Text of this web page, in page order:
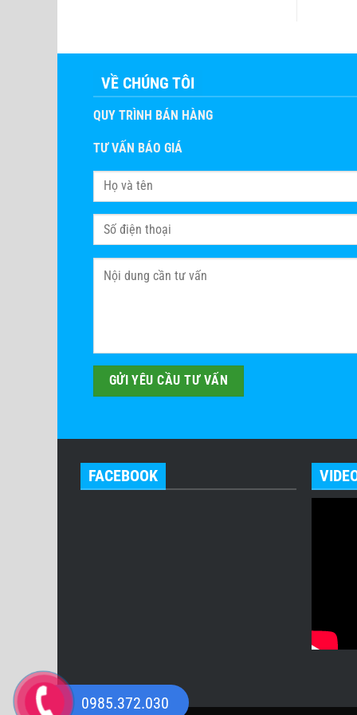
VỀ CHÚNG TÔI
QUY TRÌNH BÁN HÀNG
TƯ VẤN BÁO GIÁ
FACEBOOK
0985.372.030